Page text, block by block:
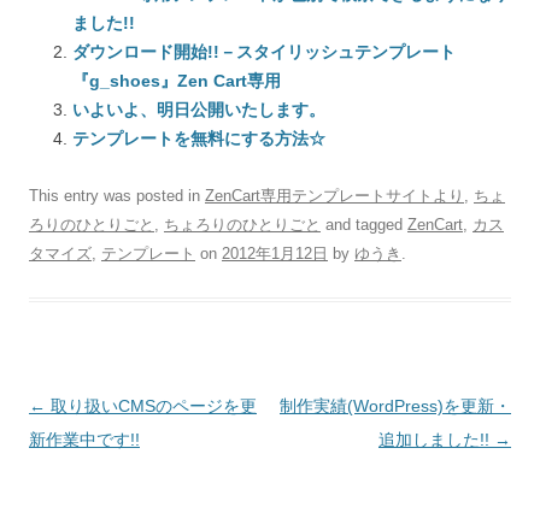
ました!!
ダウンロード開始!!－スタイリッシュテンプレート
『g_shoes』Zen Cart専用
いよいよ、明日公開いたします。
テンプレートを無料にする方法☆
This entry was posted in ZenCart専用テンプレートサイトより , ちょ
ろりのひとりごと , ちょろりのひとりごと and tagged ZenCart, カス
タマイズ, テンプレート on 2012年1月12日 by ゆうき .
Post
navigation
← 取り扱いCMSのページを更
新作業中です!!
制作実績(WordPress)を更新・
追加しました!! →